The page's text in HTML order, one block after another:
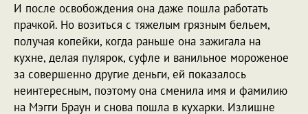
И после освобождения она даже пошла работать
прачкой. Но возиться с тяжелым грязным бельем,
получая копейки, когда раньше она зажигала на
кухне, делая пулярок, суфле и ванильное мороженое
за совершенно другие деньги, ей показалось
неинтересным, поэтому она сменила имя и фамилию
на Мэгги Браун и снова пошла в кухарки. Излишне